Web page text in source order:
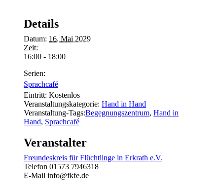
Details
Datum: 16. Mai 2029
Zeit:
16:00 - 18:00
Serien:
Sprachcafé
Eintritt: Kostenlos
Veranstaltungskategorie: Hand in Hand
Veranstaltung-Tags:Begegnungszentrum, Hand in
Hand, Sprachcafé
Veranstalter
Freundeskreis für Flüchtlinge in Erkrath e.V.
Telefon 01573 7946318
E-Mail info@fkfe.de